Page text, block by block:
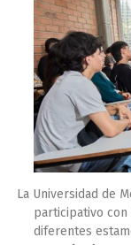
La Universidad de
participativo
diferentes